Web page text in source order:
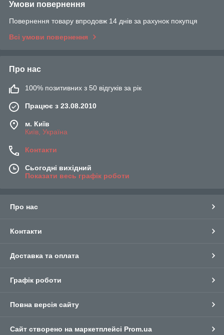
Умови повернення
Повернення товару впродовж 14 днів за рахунок покупця
Всі умови повернення
Про нас
100% позитивних з 50 відгуків за рік
Працює з 23.08.2010
м. Київ
Київ, Україна
Контакти
Сьогодні вихідний
Показати весь графік роботи
Про нас
Контакти
Доставка та оплата
Графік роботи
Повна версія сайту
Сайт створено на маркетплейсі Prom.ua